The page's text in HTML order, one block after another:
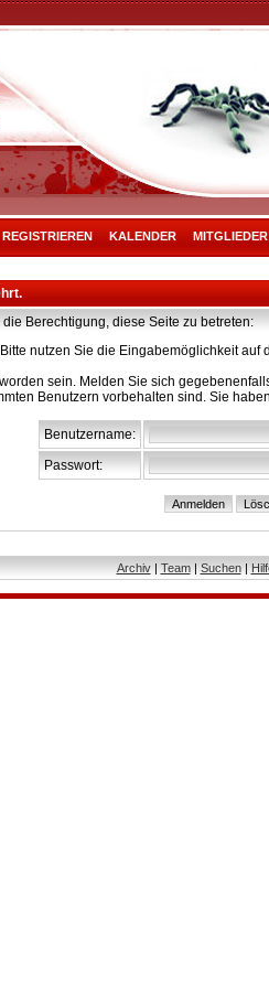
REGISTRIEREN KALENDER MITGLIEDER
Berechtigung, diese Seite zu betreten:
nutzen Sie die Eingabemöglichkeit auf
sein. Melden Sie sich
Benutzern vorbehalten sind. Sie
Benutzername:
Passwort:
Archiv| Team| Suchen|